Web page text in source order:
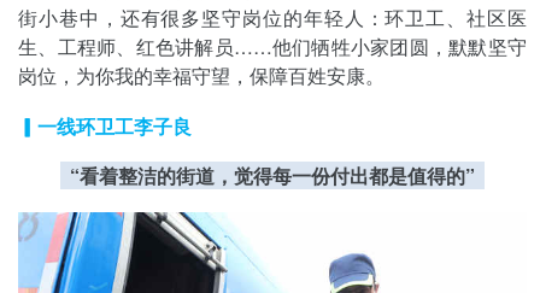
街小巷中，还有很多坚守岗位的年轻人：环卫工、社区医
生、工程师、红色讲解员……他们牺牲小家团圆，默默坚守
岗位，为你我的幸福守望，保障百姓安康。
▎一线环卫工李子良
“看着整洁的街道，觉得每一份付出都是值得的”